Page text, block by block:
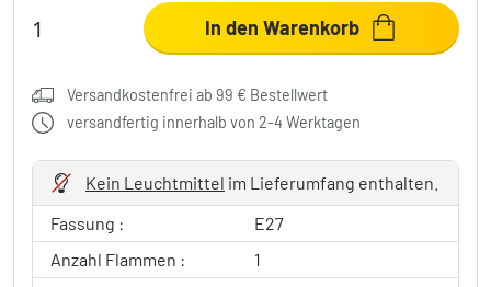
In den Warenkorb
Versandkostenfrei ab 99 € Bestellwert
versandfertig innerhalb von 2-4 Werktagen
Kein Leuchtmittel im Lieferumfang enthalten.
Fassung :
E27
Anzahl Flammen :
1